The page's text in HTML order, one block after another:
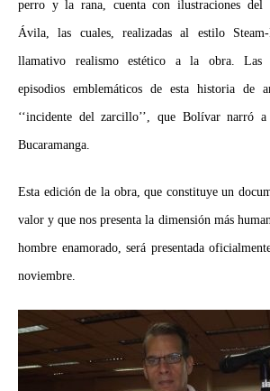
perro y la rana, cuenta con ilustraciones del
Ávila, las cuales, realizadas al estilo
llamativo realismo estético a la obra. Las
episodios emblemáticos de esta historia de
‘‘incidente del zarcillo’’, que Bolívar narró
Bucaramanga.
Esta edición de la obra, que constituye un
valor y que nos presenta la dimensión más
hombre enamorado, será presentada
noviembre.